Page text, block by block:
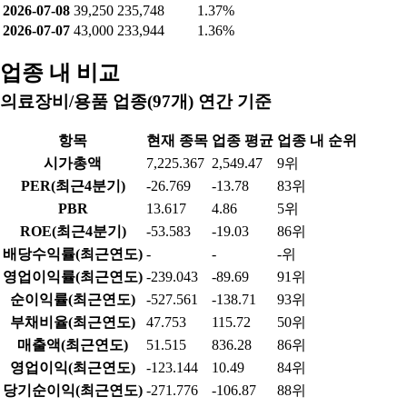
2026-07-08 39,250 235,748
1.37%
2026-07-07 43,000 233,944 1.36%
업종 내 비교
의료장비/용품 업종(97개) 연간 기준
항목 현재 종목 업종 평균 업종 내 순위
시가총액
7,225.367 2,549.47
9위
PER(최근4분기)
-26.769 -13.78
83위
PBR
13.617 4.86
5위
ROE(최근4분기)
-53.583 -19.03
86위
배당수익률(최근연도) - -
-위
영업이익률(최근연도) -239.043 -89.69
91위
순이익률(최근연도)
-527.561 -138.71
93위
부채비율(최근연도)
47.753 115.72
50위
매출액(최근연도)
51.515 836.28
86위
영업이익(최근연도)
-123.144 10.49
84위
당기순이익(최근연도) -271.776 -106.87 88위